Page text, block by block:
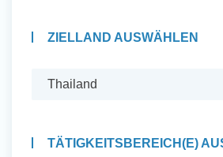
ZIELLAND AUSWÄHLEN
TÄTIGKEITSBEREICH(E)